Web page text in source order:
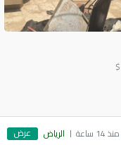
$
منذ 14 ساعة الرياض عرض